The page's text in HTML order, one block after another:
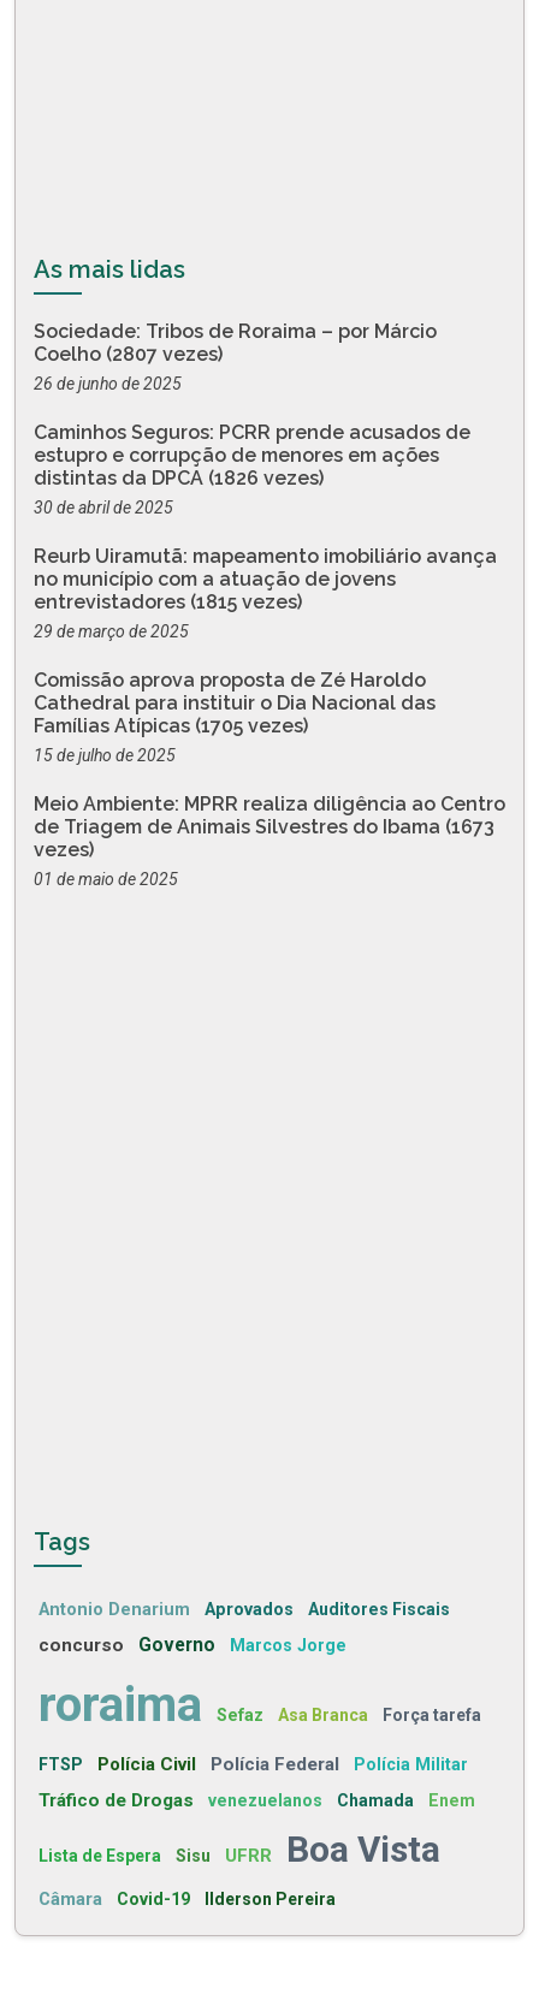
As mais lidas
Sociedade: Tribos de Roraima – por Márcio
Coelho (2807 vezes)
26 de junho de 2025
Caminhos Seguros: PCRR prende acusados de
estupro e corrupção de menores em ações
distintas da DPCA (1826 vezes)
30 de abril de 2025
Reurb Uiramutã: mapeamento imobiliário avança
no município com a atuação de jovens
entrevistadores (1815 vezes)
29 de março de 2025
Comissão aprova proposta de Zé Haroldo
Cathedral para instituir o Dia Nacional das
Famílias Atípicas (1705 vezes)
15 de julho de 2025
Meio Ambiente: MPRR realiza diligência ao Centro
de Triagem de Animais Silvestres do Ibama (1673
vezes)
01 de maio de 2025
Tags
Antonio Denarium Aprovados Auditores Fiscais
concurso Governo Marcos Jorge
roraima Sefaz Asa Branca Força tarefa
FTSP Polícia Civil Polícia Federal Polícia Militar
Tráfico de Drogas venezuelanos Chamada Enem
Lista de Espera Sisu UFRR Boa Vista
Câmara Covid-19 Ilderson Pereira